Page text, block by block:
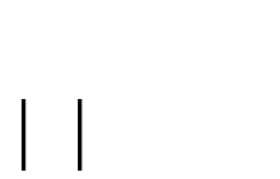
| |